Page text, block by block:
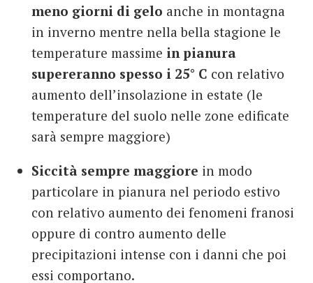
meno giorni di gelo anche in montagna
in inverno mentre nella bella stagione le
temperature massime in pianura
supereranno spesso i 25° C con relativo
aumento dell’insolazione in estate (le
temperature del suolo nelle zone edificate
sarà sempre maggiore)
Siccità sempre maggiore in modo
particolare in pianura nel periodo estivo
con relativo aumento dei fenomeni franosi
oppure di contro aumento delle
precipitazioni intense con i danni che poi
essi comportano.